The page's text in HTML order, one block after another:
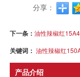
分享：
下一条：油性辣椒红
关键词：油性辣椒红
产品介绍